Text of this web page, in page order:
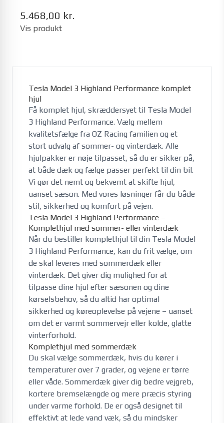
5.468,00 kr.
Vis produkt
Tesla Model 3 Highland Performance komplet
hjul
Få komplet hjul, skræddersyet til Tesla Model
3 Highland Performance. Vælg mellem
kvalitetsfælge fra OZ Racing familien og et
stort udvalg af sommer- og vinterdæk. Alle
hjulpakker er nøje tilpasset, så du er sikker på,
at både dæk og fælge passer perfekt til din bil.
Vi gør det nemt og bekvemt at skifte hjul,
uanset sæson. Med vores løsninger får du både
stil, sikkerhed og komfort på vejen.
Tesla Model 3 Highland Performance –
Komplethjul med sommer- eller vinterdæk
Når du bestiller komplethjul til din Tesla Model
3 Highland Performance, kan du frit vælge, om
de skal leveres med sommerdæk eller
vinterdæk. Det giver dig mulighed for at
tilpasse dine hjul efter sæsonen og dine
kørselsbehov, så du altid har optimal
sikkerhed og køreoplevelse på vejene – uanset
om det er varmt sommervejr eller kolde, glatte
vinterforhold.
Komplethjul med sommerdæk
Du skal vælge sommerdæk, hvis du kører i
temperaturer over 7 grader, og vejene er tørre
eller våde. Sommerdæk giver dig bedre vejgreb,
kortere bremselængde og mere præcis styring
under varme forhold. De er også designet til
effektivt at lede vand væk, så du mindsker